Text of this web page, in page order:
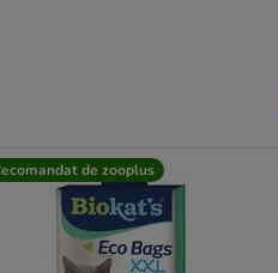
de zooplus